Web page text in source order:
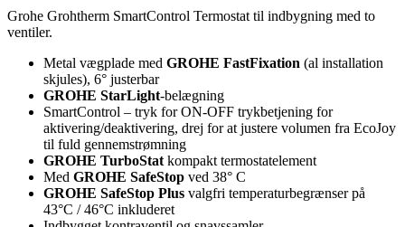
antal
Grohe Grohtherm SmartControl Termostat til indbygning med to
ventiler.
Metal vægplade med GROHE FastFixation (al installation
skjules), 6° justerbar
GROHE StarLight-belægning
SmartControl – tryk for ON-OFF trykbetjening for
aktivering/deaktivering, drej for at justere volumen fra EcoJoy
til fuld gennemstrømning
GROHE TurboStat kompakt termostatelement
Med GROHE SafeStop ved 38° C
GROHE SafeStop Plus valgfri temperaturbegrænser på
43°C / 46°C inkluderet